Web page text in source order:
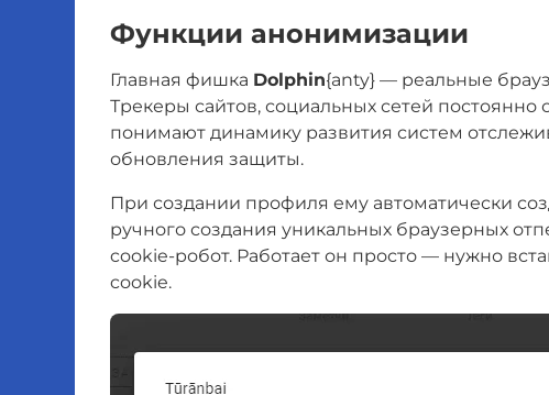
Функции анонимизации
Главная фишка Dolphin{anty} — реальные
Трекеры сайтов, социальных сетей
понимают динамику развития систем
обновления защиты.
При создании профиля ему автоматически
ручного создания уникальных браузерных
cookie-робот. Работает он просто — нужно
cookie.